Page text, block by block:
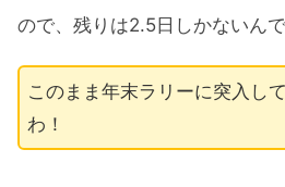
ので、残りは2.5日しかないんで
このまま年末ラリーに突入し
わ！